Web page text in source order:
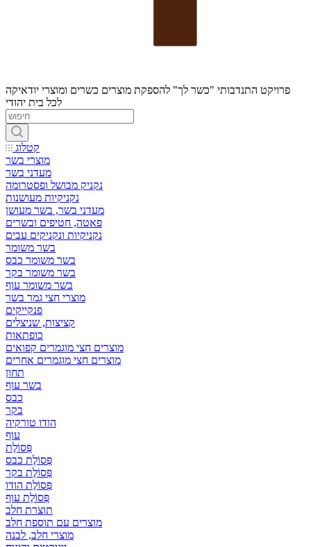
פרויקט התנדבותי "כשר לך" להספקת מוצרים כשרים ומוצרי יודאיקה
לכל בית יהודי
קטלוג
מוצרי בשר
מעדני בשר
נקניק מבושל ופסטרומה
נקניקיות מעושנות
מעדני בשר, בשר מעושן
פאטה, חטיפים ובשרים
נקניקיות ונקניקים עבים
בשר משומר
בשר משומר כבס
בשר משומר בקר
בשר משומר עוף
מוצרי חצי גמר בשר
פנקייקים
קציצות, שניצלים
כופתאות
מוצרים חצי מוגמרים קפואים
מוצרים חצי מוגמרים אחרים
תחון
בשר עוף
כבס
בקר
הודו טורקיה
עוף
פְּסוֹלֶת
פְּסוֹלֶת כבס
פְּסוֹלֶת בקר
פְּסוֹלֶת הודו
פְּסוֹלֶת עוף
תוצרת חלב
מוצרים עם תוספת חלב
מוצרי חלב, לבנה